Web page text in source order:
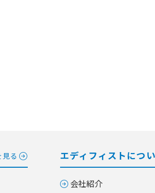
る エディフィストにつ
会社紹介